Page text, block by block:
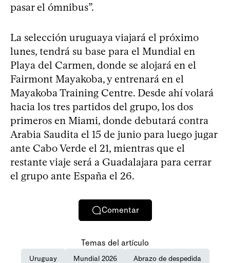
pasar el ómnibus”.
La selección uruguaya viajará el próximo
lunes, tendrá su base para el Mundial en
Playa del Carmen, donde se alojará en el
Fairmont Mayakoba, y entrenará en el
Mayakoba Training Centre. Desde ahí volará
hacia los tres partidos del grupo, los dos
primeros en Miami, donde debutará contra
Arabia Saudita el 15 de junio para luego jugar
ante Cabo Verde el 21, mientras que el
restante viaje será a Guadalajara para cerrar
el grupo ante España el 26.
Comentar
Temas del artículo
Uruguay Mundial 2026 Abrazo de despedida